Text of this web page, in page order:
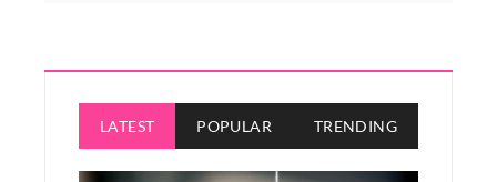
LATEST POPULAR TRENDING